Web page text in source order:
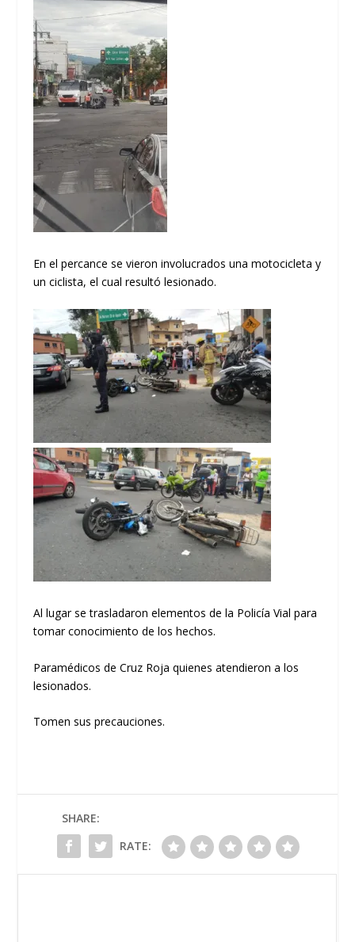
En el percance se vieron involucrados una motocicleta y
un ciclista, el cual resultó lesionado.
Al lugar se trasladaron elementos de la Policía Vial para
tomar conocimiento de los hechos.
Paramédicos de Cruz Roja quienes atendieron a los
lesionados.
Tomen sus precauciones.
SHARE:
RATE: